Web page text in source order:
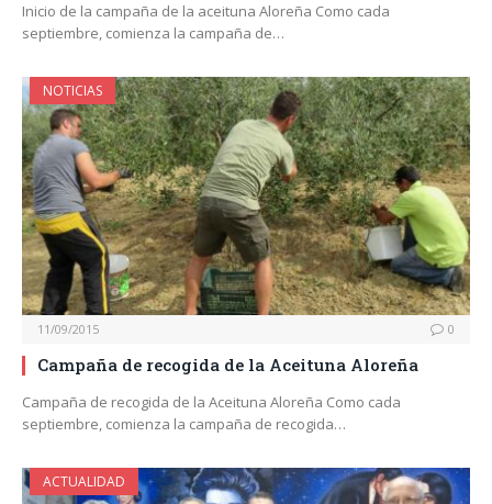
Inicio de la campaña de la aceituna Aloreña Como cada
septiembre, comienza la campaña de…
NOTICIAS
11/09/2015 0
Campaña de recogida de la Aceituna Aloreña
Campaña de recogida de la Aceituna Aloreña Como cada
septiembre, comienza la campaña de recogida…
ACTUALIDAD